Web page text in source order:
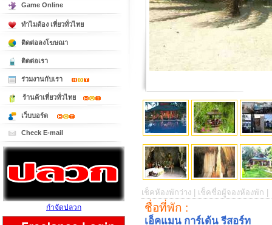
เช็คห้องพักว่าง | เช็คชื่อผู้จองห้องพัก |
ชื่อที่พัก :
เอ็คแมน การ์เด้น รีสอร์ท
Game Online
ทำไมต้อง เที่ยวทั่วไทย
ติดต่อลงโฆษณา
ติดต่อเรา
ร่วมงานกับเรา
ร้านค้าเที่ยวทั่วไทย
เว็บบอร์ด
Check E-mail
กำจัดปลวก